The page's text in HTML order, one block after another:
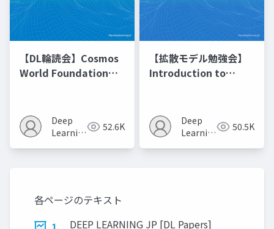
【DL輪読会】Cosmos
World Foundation
Deep
Learning
52.6K
【拡散モデル勉強会】
Introduction to
Deep
Learning
50.5K
各ページのテキスト
DEEP LEARNING JP [DL Papers]